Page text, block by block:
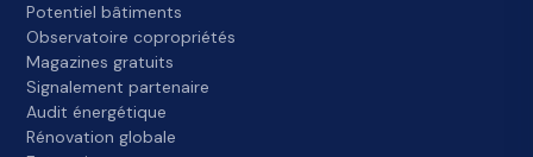
Potentiel bâtiments
Observatoire copropriétés
Magazines gratuits
Signalement partenaire
Audit énergétique
Rénovation globale